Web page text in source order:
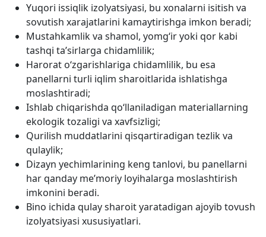
Yuqori issiqlik izolyatsiyasi, bu xonalarni isitish va
sovutish xarajatlarini kamaytirishga imkon beradi;
Mustahkamlik va shamol, yomg‘ir yoki qor kabi
tashqi ta’sirlarga chidamlilik;
Harorat o‘zgarishlariga chidamlilik, bu esa
panellarni turli iqlim sharoitlarida ishlatishga
moslashtiradi;
Ishlab chiqarishda qo‘llaniladigan materiallarning
ekologik tozaligi va xavfsizligi;
Qurilish muddatlarini qisqartiradigan tezlik va
qulaylik;
Dizayn yechimlarining keng tanlovi, bu panellarni
har qanday me’moriy loyihalarga moslashtirish
imkonini beradi.
Bino ichida qulay sharoit yaratadigan ajoyib tovush
izolyatsiyasi xususiyatlari.